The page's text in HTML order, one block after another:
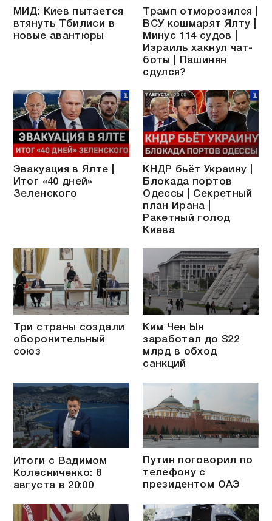
МИД: Киев пытается
втянуть Тбилиси в
новые авантюры
Трамп отморозился |
ВСУ кошмарят Ялту |
Минус 114 судов |
Израиль хакнул чат-
боты | Пашинян
сдулся?
Эвакуация в Ялте |
Итог «40 дней»
Зеленского
КНДР бьёт Украину |
Блокада портов
Одессы | Секретный
план Ирана |
Ракетный голод
Киева
Три страны создали
оборонительный
союз
Ким Чен Ын
заработал до $22
млрд в обход
санкций
Итоги с Вадимом
Колесниченко: 8
августа в 20:00
Путин поговорил по
телефону с
президентом ОАЭ